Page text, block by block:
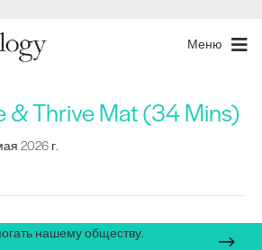
Меню
& Thrive Mat (34 Mins)
2026 г.
нашему обществу.